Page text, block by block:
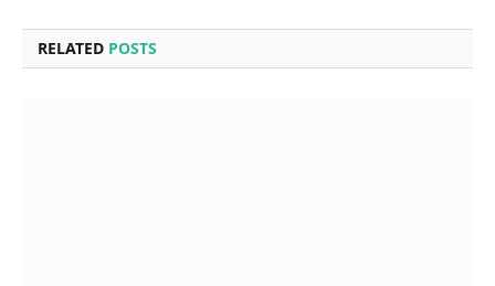
RELATED POSTS